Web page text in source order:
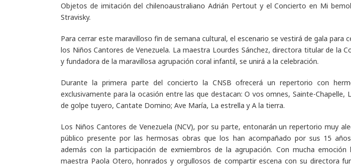
Objetos de imitación del chilenoaustraliano Adrián Pertout y elConcierto en Mi
Stravisky.
Para cerrar este maravilloso fin de semana cultural, el escenario se vestirá de gala para
los Niños Cantores de Venezuela. La maestra Lourdes Sánchez, directora titular de la
y fundadora de la maravillosa agrupación coral infantil, se unirá a la celebración.
Durante la primera parte del concierto la CNSB ofrecerá un repertorio con
exclusivamente para la ocasión entre las que destacan:O vos omnes, Sainte-Chapelle,
de golpe tuyero, Cantate Domino; Ave María, La estrella y A la tierra.
Los Niños Cantores de Venezuela (NCV), por su parte, entonarán un repertorio muy
público presente por las hermosas obras que los han acompañado por sus 15
además con la participación de exmiembros de la agrupación. Con mucha
maestra Paola Otero, honrados y orgullosos de compartir escena con su directora